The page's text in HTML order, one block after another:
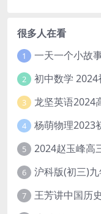
很多人在看
1
2
3 龙坚英语2024
4
5
6
7 王芳讲中国历